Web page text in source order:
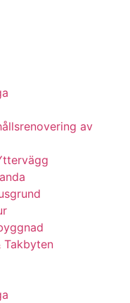
av
Takbyten